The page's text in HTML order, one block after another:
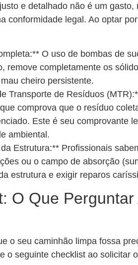
e detalhado não é um
conformidade legal. Ao optar
O uso de bombas de
remove completamente os
cheiro persistente.
Transporte de Resíduos
comprova que o resíduo
Este é seu comprovante
ambiental.
Estrutura:** Profissionais
ou o campo de absorção
estrutura e exigir reparos
O Que
o seu caminhão limpa fossa
o seguinte checklist ao solicitar